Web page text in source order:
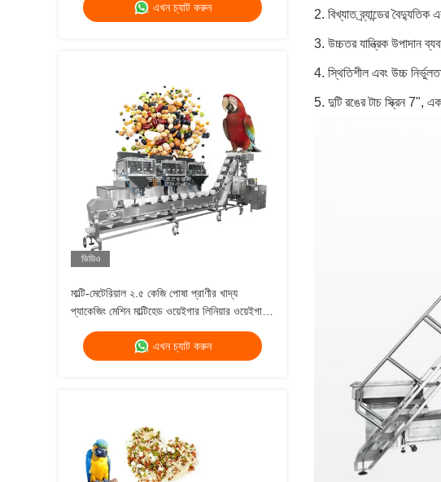
এখন চ্যাট করুন
ভিডিও
মাল্টি-মেটেরিয়াল ২.৫ কেজি পোষা প্রাণীর খাদ্য
প্যাকেজিং মেশিন মাল্টিহেড ওয়েইগার লিনিয়ার ওয়েইগার
সহ জিপলক ডয়প্যাক পাউচ প্যাকিংয়ের জন্য
এখন চ্যাট করুন
2. বিখ্যাত ব্র্যান্ডের
3. উচ্চতর যান্ত্রিক উপাদান
4. স্থিতিশীল এবং উচ্চ
5. দুটি রঙের টাচ স্ক্রিন 7",